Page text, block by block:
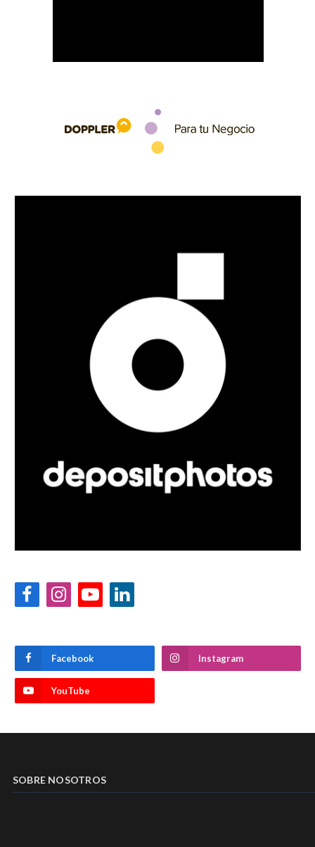
FacebookInstagramYouTubeLinkedIn
Facebook Instagram
YouTube
SOBRE NOSOTROS